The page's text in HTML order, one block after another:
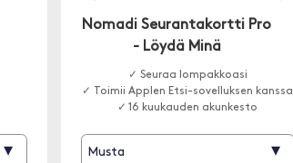
▾
Nomadi Seurantakortti Pro
- Löydä Minä
✓ Seuraa lompakkoasi
✓ Toimii Applen Etsi-sovelluksen kanssa
✓ 16 kuukauden akunkesto
Musta ▾